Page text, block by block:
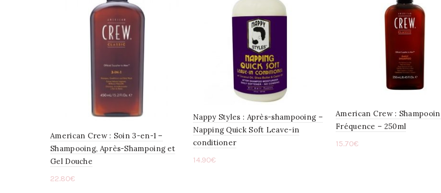
American Crew : Soin 3-en-1 –
Shampooing, Après-Shampoing et
Gel Douche
22.80€
Nappy Styles : Après-shampooing –
Napping Quick Soft Leave-in
conditioner
14.90€
American Crew :
Fréquence – 250ml
15.70€